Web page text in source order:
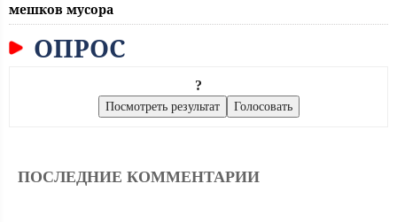
мешков мусора
ОПРОС
?
ПОСЛЕДНИЕ КОММЕНТАРИИ